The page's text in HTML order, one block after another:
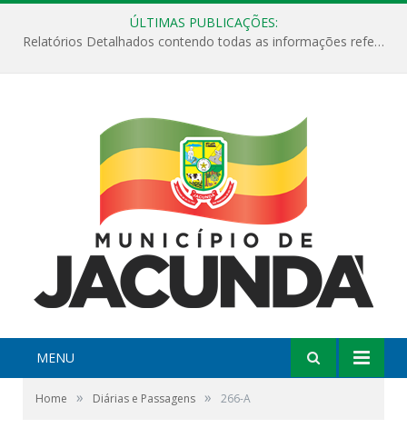
ÚLTIMAS PUBLICAÇÕES:
Relatórios Detalhados contendo todas as informações referentes a execução de recursos destinados ao fomento de projetos culturais no Município de Jacundá entre os anos de 2022 ao presente ano de 2026.
MENU
Home » Diárias e Passagens » 266-A